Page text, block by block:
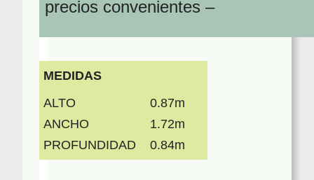
precios convenientes –
MEDIDAS
ALTO
0.87m
ANCHO
1.72m
PROFUNDIDAD
0.84m